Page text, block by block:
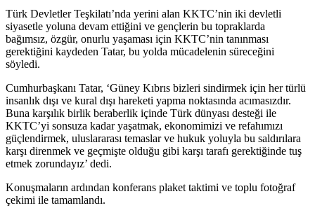
Türk Devletler Teşkilatı’nda yerini alan KKTC’nin iki devletli
siyasetle yoluna devam ettiğini ve gençlerin bu topraklarda
bağımsız, özgür, onurlu yaşaması için KKTC’nin tanınması
gerektiğini kaydeden Tatar, bu yolda mücadelenin süreceğini
söyledi.
Cumhurbaşkanı Tatar, ‘Güney Kıbrıs bizleri sindirmek için her türlü
insanlık dışı ve kural dışı hareketi yapma noktasında acımasızdır.
Buna karşılık birlik beraberlik içinde Türk dünyası desteği ile
KKTC’yi sonsuza kadar yaşatmak, ekonomimizi ve refahımızı
güçlendirmek, uluslararası temaslar ve hukuk yoluyla bu saldırılara
karşı direnmek ve geçmişte olduğu gibi karşı tarafı gerektiğinde tuş
etmek zorundayız’ dedi.
Konuşmaların ardından konferans plaket taktimi ve toplu fotoğraf
çekimi ile tamamlandı.